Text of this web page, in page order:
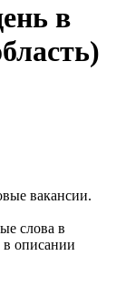
в
вакансии.
слова в
в описании